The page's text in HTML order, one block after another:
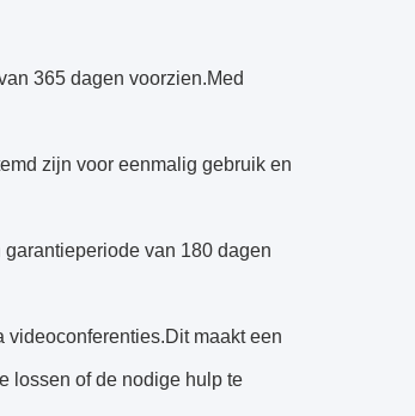
365 dagen voorzien.Med
zijn voor eenmalig gebruik en
van 180 dagen
videoconferenties.Dit maakt een
lossen of de nodige hulp te